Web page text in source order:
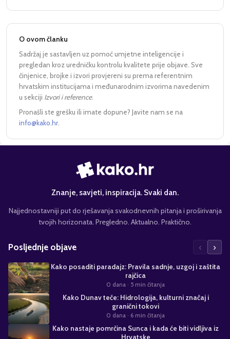
O ovom članku
Sadržaj je sastavljen uz pomoć umjetne inteligencije i
pregledan kroz uredničku kontrolu kvalitete prije objave. Sve
činjenice, brojke i izvori provjereni su prema referentnim
hrvatskim institucijama i međunarodnim izvorima navedenim
u sekciji Izvori i reference.
Pronašli ste grešku ili imate dopune? Javite nam se na
info@kako.hr.
Znanje, savjeti, inspiracija. Svaki dan.
Najjednostavniji put do rješavanja svakodnevnih pitanja i proširivanja
tvojih horizonata. Pregledno. Aktualno. Praktično.
Posljednje objave ‹ ›
Kako posaditi paradajz: Pravila sadnje, uzgoj i zaštita
rajčica
0 dana · 5 min čitanja
Kako Dunav teče: Hidrologija, kulturni značaj i
granični tokovi
0 dana · 6 min čitanja
Kako nastaje pomrčina Sunca i kada će biti vidljiva iz
Hrvatske